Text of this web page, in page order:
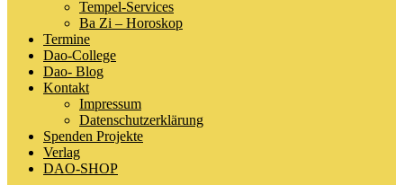
Tempel-Services
Ba Zi – Horoskop
Termine
Dao-College
Dao- Blog
Kontakt
Impressum
Datenschutzerklärung
Spenden Projekte
Verlag
DAO-SHOP